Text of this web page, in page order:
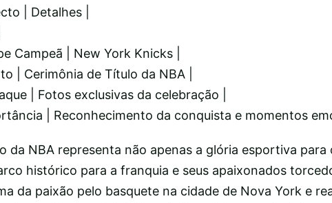
| Detalhes |
Campeã | New York Knicks |
| Cerimônia de Título da NBA |
| Fotos exclusivas da celebração |
| Reconhecimento da conquista e momentos
da NBA representa não apenas a glória esportiva para
histórico para a franquia e seus apaixonados
da paixão pelo basquete na cidade de Nova York e